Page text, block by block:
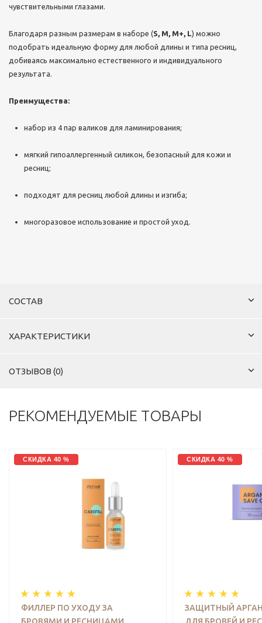
чувствительными глазами.
Благодаря разным размерам в наборе (S, M, M+, L) можно
подобрать идеальную форму для любой длины и типа ресниц,
добиваясь максимально естественного и индивидуального
результата.
Преимущества:
набор из 4 пар валиков для ламинирования;
мягкий гипоаллергенный силикон, безопасный для кожи и
ресниц;
подходят для ресниц любой длины и изгиба;
многоразовое использование и простой уход.
СОСТАВ
ХАРАКТЕРИСТИКИ
ОТЗЫВОВ (0)
РЕКОМЕНДУЕМЫЕ ТОВАРЫ
СКИДКА 40 %
ФИЛЛЕР ПО УХОДУ ЗА
СКИДКА 40 %
ЗАЩИТНЫЙ